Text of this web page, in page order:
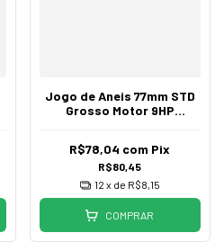
Jogo de Aneis 77mm STD
Grosso Motor 9HP
R$80,45
R$78,04 com Pix
12 x de R$8,15
COMPRAR